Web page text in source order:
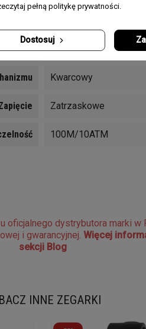
Funkcje Sekundnik, Zakręcana
Kwarcowy
Zatrzaskowe
100M/10ATM
oficjalnego dystrybutora marki
i gwarancyjnej. Więcej
sekcji Blog
INNE ZEGARKI
pełną politykę prywatności.
Dostosuj